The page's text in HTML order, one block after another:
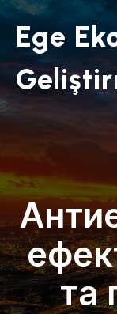
Ege
та